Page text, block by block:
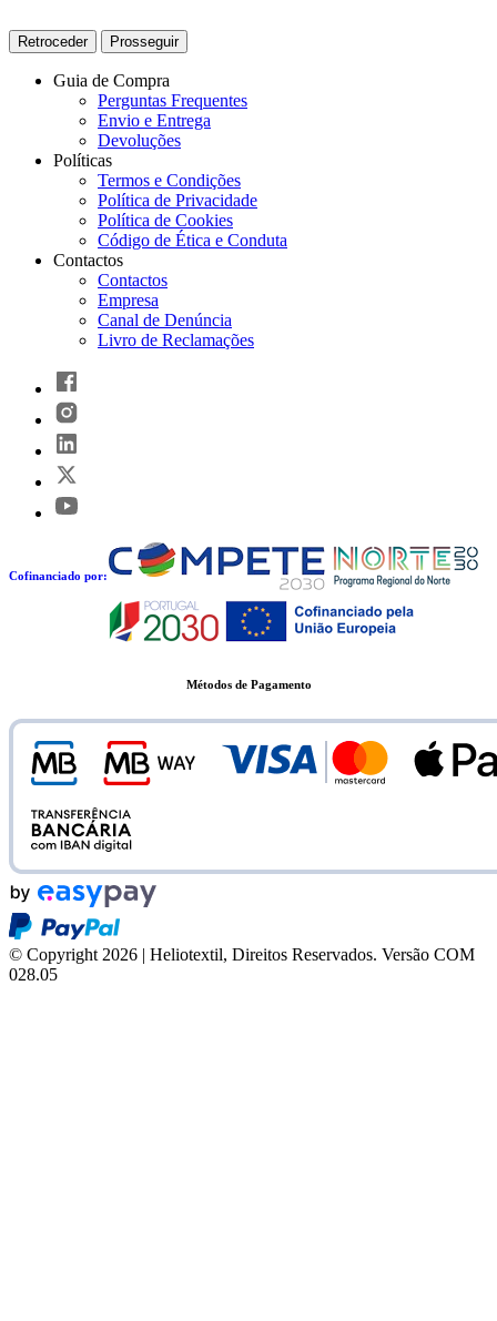
Retroceder Prosseguir
Guia de Compra
Perguntas Frequentes
Envio e Entrega
Devoluções
Políticas
Termos e Condições
Política de Privacidade
Política de Cookies
Código de Ética e Conduta
Contactos
Contactos
Empresa
Canal de Denúncia
Livro de Reclamações
Cofinanciado por:
Métodos de Pagamento
© Copyright 2026 | Heliotextil, Direitos Reservados. Versão COM
028.05